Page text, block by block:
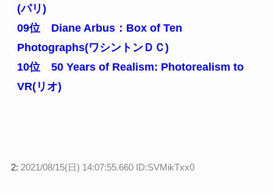
(パリ)
09位 Diane Arbus：Box of Ten
Photographs(ワシントンＤＣ)
10位 50 Years of Realism: Photorealism to
VR(リオ)
2: 2021/08/15(日) 14:07:55.660 ID:SVMikTxx0